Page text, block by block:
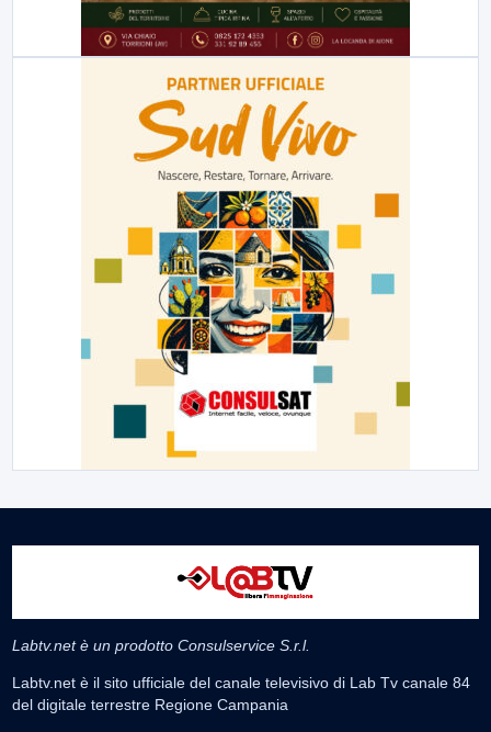
Labtv.net è un prodotto Consulservice S.r.l.
Labtv.net è il sito ufficiale del canale televisivo di Lab Tv canale 84
del digitale terrestre Regione Campania